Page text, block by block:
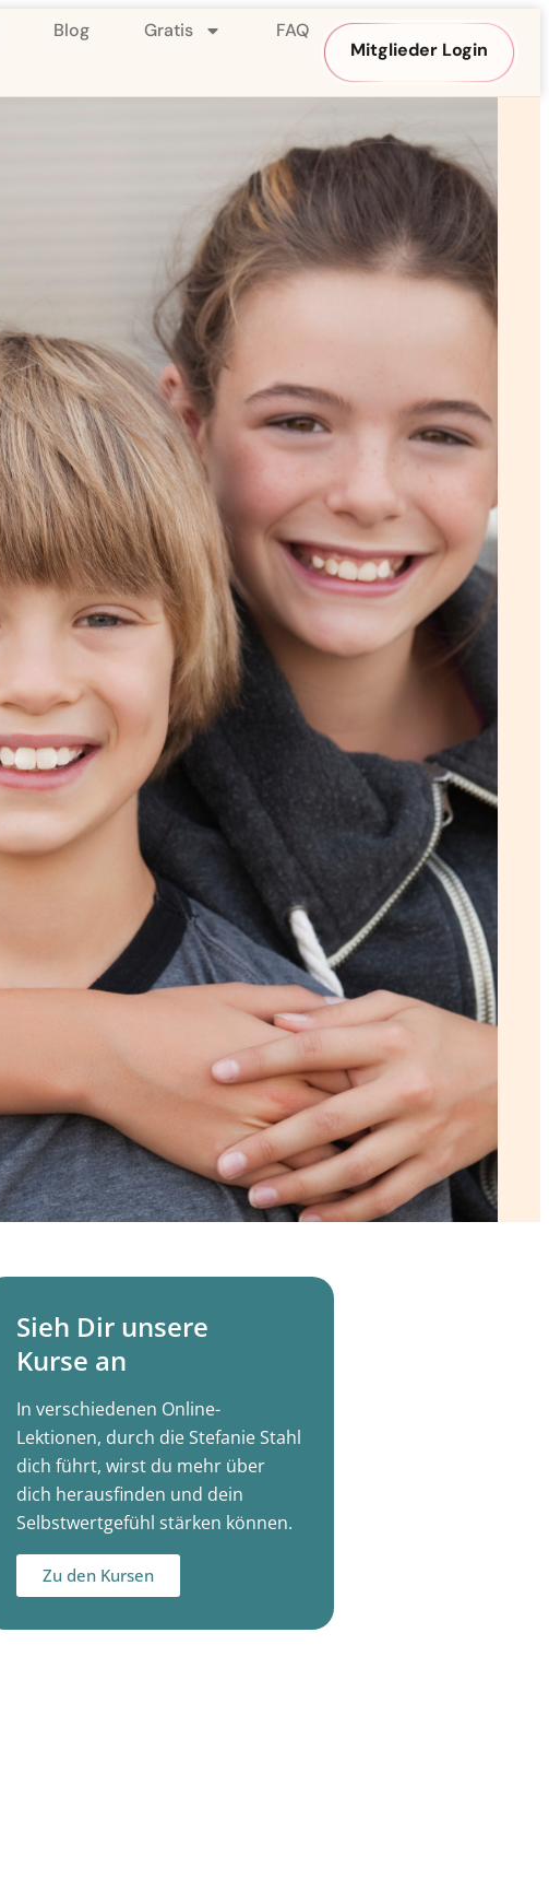
Blog Gratis
FAQ
Mitglieder Login
Sieh Dir unsere
Kurse an
In verschiedenen Online-
Lektionen, durch die Stefanie Stahl
dich führt, wirst du mehr über
dich herausfinden und dein
Selbstwertgefühl stärken können.
Zu den Kursen